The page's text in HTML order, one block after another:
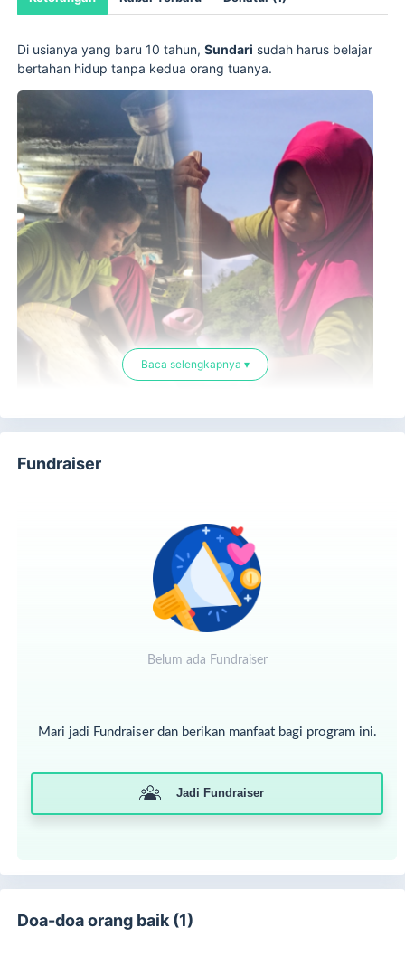
Di usianya yang baru 10 tahun,Sundari sudah harus belajar
bertahan hidup tanpa kedua orang tuanya.
Sejak menjadi
Kabupaten Bima, Nusa Tenggara Barat.
Berbeda dengan anak-anak seusianya, pagi hari Sundari
tidak diisi dengan bermain. Bersama neneknya, ia berjalan
menuju pinggir pantai untukmengambil rumput laut
satunya sumber penghasilan mereka. Air laut yang dingin
bertahan demi bisa makan hari itu.
Baca selengkapnya ▾
Fundraiser
Belum ada Fundraiser
Mari jadi Fundraiser dan berikan manfaat bagi program ini.
Jadi Fundraiser
Doa-doa orang baik (1)